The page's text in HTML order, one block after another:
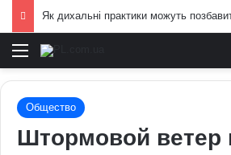
Меню
Общество
Штормовой ветер